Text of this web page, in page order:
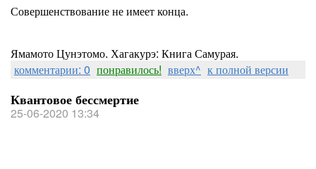
Совершенствование не имеет конца.
Ямамото Цунэтомо. Хагакурэ: Книга Самурая.
комментарии: 0 понравилось! вверх^ к полной версии
Квантовое бессмертие
25-06-2020 13:34